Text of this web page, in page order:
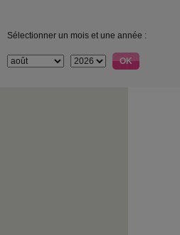
Sélectionner un mois et une année :